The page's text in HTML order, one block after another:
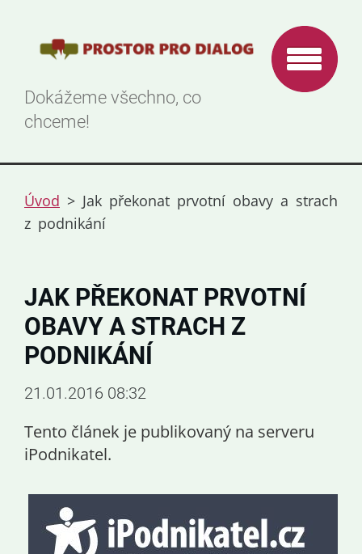
Dokážeme všechno, co
chceme!
Úvod > Jak překonat prvotní obavy a strach
z podnikání
JAK PŘEKONAT PRVOTNÍ
OBAVY A STRACH Z
PODNIKÁNÍ
21.01.2016 08:32
Tento článek je publikovaný na serveru
iPodnikatel.